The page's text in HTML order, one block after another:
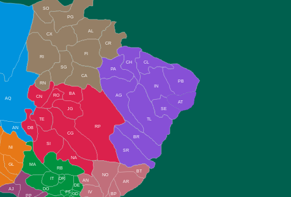
AQ
AN
CX
RI
AL
CR
FI
SG
BA
CA
PA
CH CL
PB
SE
TL
AG
BR
SR
BT
AR
RP
RO
JG
CG
SI
NA
RB
MA
IT
DR
DO
NI
PP
AJ
DB
TE
IN
NO
BP
RN
CN
GL
AN
IV
FS GD
DE
AT
PG
SO